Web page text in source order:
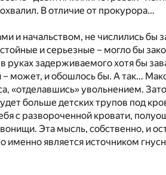
В отличие от прокурора…
и начальством, не числились бы
и серьезные – могло бы
задерживаемого хотя бы
может, и обошлось бы. А так…
«отделавшись» увольнением.
больше детских трупов под
с развороченной кровати,
Эта мысль, собственно, и
именно является источником